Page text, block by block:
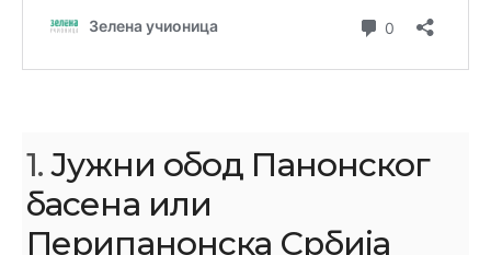
1.Јужни обод Панонског
басена или
Перипанонска Србија